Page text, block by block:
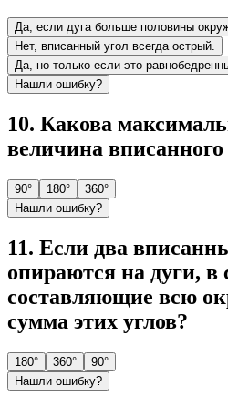
Да, если дуга больше половины
Нет, вписанный угол всегда острый.
Да, но только если это
Нашли ошибку?
10. Какова
величина вписанного
90° 180°
360°
Нашли ошибку?
11. Если два
опираются на дуги, в
составляющие всю
сумма этих углов?
180° 360°
90°
Нашли ошибку?